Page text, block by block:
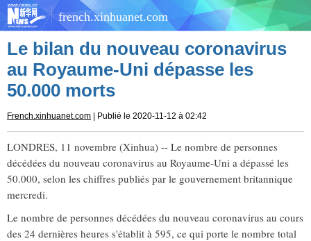
french.xinhuanet.com
Le bilan du nouveau coronavirus
au Royaume-Uni dépasse les
50.000 morts
French.xinhuanet.com | Publié le 2020-11-12 à 02:42
LONDRES, 11 novembre (Xinhua) -- Le nombre de personnes
décédées du nouveau coronavirus au Royaume-Uni a dépassé les
50.000, selon les chiffres publiés par le gouvernement britannique
mercredi.
Le nombre de personnes décédées du nouveau coronavirus au cours
des 24 dernières heures s'établit à 595, ce qui porte le nombre total